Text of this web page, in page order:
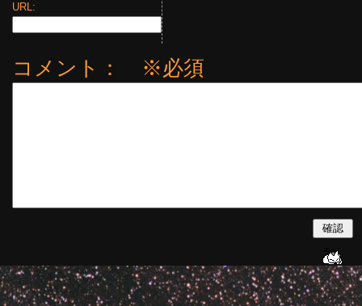
URL:
コメント： ※必須